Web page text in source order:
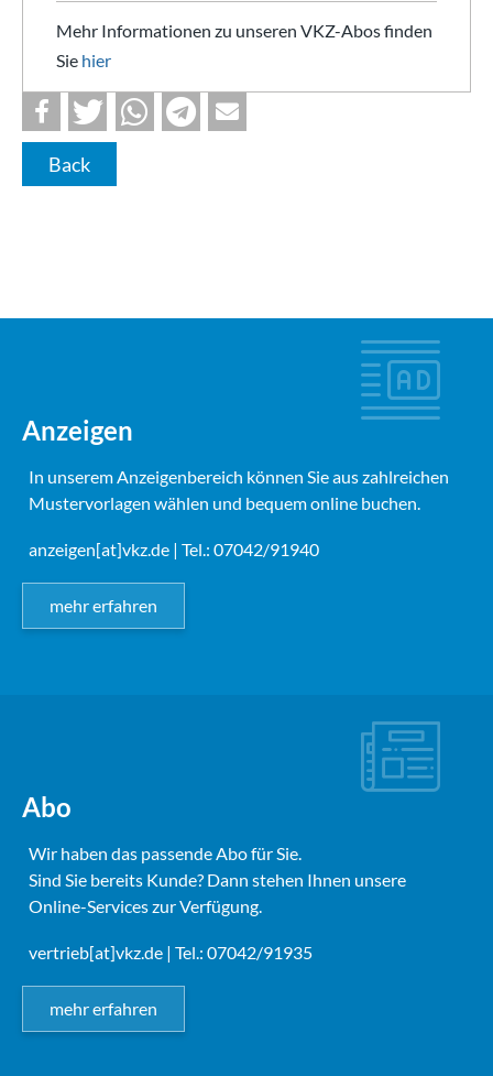
Mehr Informationen zu unseren VKZ-Abos finden
Sie hier
Back
Anzeigen
In unserem Anzeigenbereich können Sie aus zahlreichen
Mustervorlagen wählen und bequem online buchen.
anzeigen[at]vkz.de | Tel.: 07042/91940
mehr erfahren
Abo
Wir haben das passende Abo für Sie.
Sind Sie bereits Kunde? Dann stehen Ihnen unsere
Online-Services zur Verfügung.
vertrieb[at]vkz.de | Tel.: 07042/91935
mehr erfahren